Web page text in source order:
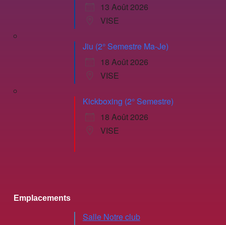
13 Août 2026
VISE
Jiu (2° Semestre Ma-Je)
18 Août 2026
VISE
Kickboxing (2° Semestre)
18 Août 2026
VISE
Emplacements
Salle Notre club